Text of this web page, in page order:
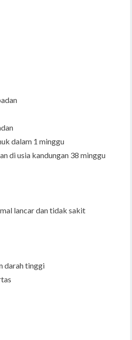
dalam 1 minggu
di usia kandungan 38 minggu
lancar dan tidak sakit
darah tinggi